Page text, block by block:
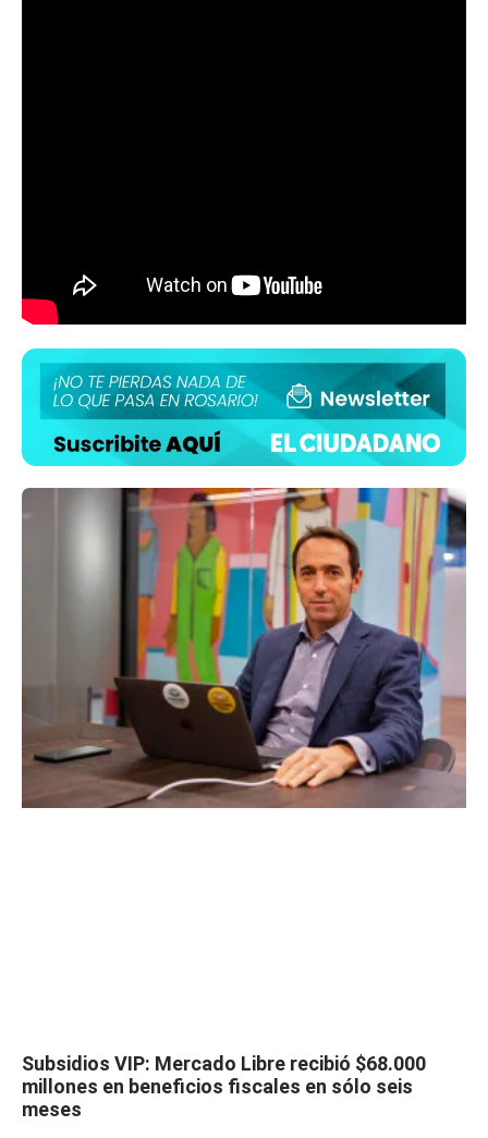
Subsidios VIP: Mercado Libre recibió $68.000
millones en beneficios fiscales en sólo seis
meses